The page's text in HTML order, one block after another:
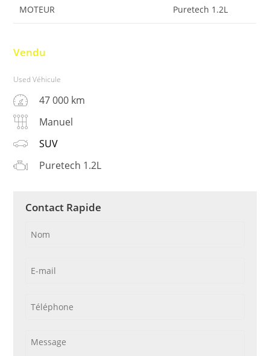
MOTEUR Puretech 1.2L
Vendu
Used Véhicule
47 000 km
Manuel
SUV
Puretech 1.2L
Contact Rapide